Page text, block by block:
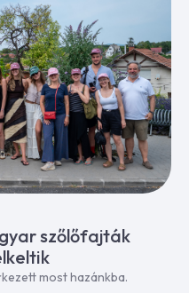
szőlőfajták
most hazánkba.